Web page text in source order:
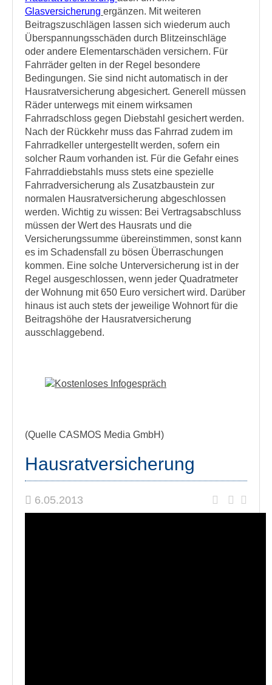
Glasversicherung ergänzen. Mit weiteren
Beitragszuschlägen lassen sich wiederum auch
Überspannungsschäden durch Blitzeinschläge
oder andere Elementarschäden versichern. Für
Fahrräder gelten in der Regel besondere
Bedingungen. Sie sind nicht automatisch in der
Hausratversicherung abgesichert. Generell müssen
Räder unterwegs mit einem wirksamen
Fahrradschloss gegen Diebstahl gesichert werden.
Nach der Rückkehr muss das Fahrrad zudem im
Fahrradkeller untergestellt werden, sofern ein
solcher Raum vorhanden ist. Für die Gefahr eines
Fahrraddiebstahls muss stets eine spezielle
Fahrradversicherung als Zusatzbaustein zur
normalen Hausratversicherung abgeschlossen
werden. Wichtig zu wissen: Bei Vertragsabschluss
müssen der Wert des Hausrats und die
Versicherungssumme übereinstimmen, sonst kann
es im Schadensfall zu bösen Überraschungen
kommen. Eine solche Unterversicherung ist in der
Regel ausgeschlossen, wenn jeder Quadratmeter
der Wohnung mit 650 Euro versichert wird. Darüber
hinaus ist auch stets der jeweilige Wohnort für die
Beitragshöhe der Hausratversicherung
ausschlaggebend.
(Quelle CASMOS Media GmbH)
Hausratversicherung
6.05.2013